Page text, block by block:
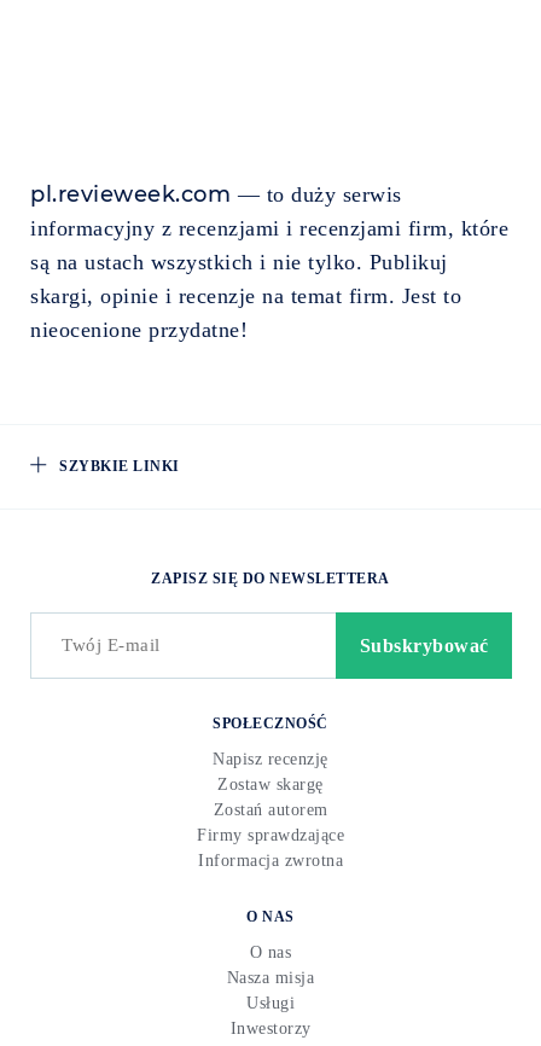
pl.revieweek.com — to duży serwis
informacyjny z recenzjami i recenzjami firm, które
są na ustach wszystkich i nie tylko. Publikuj
skargi, opinie i recenzje na temat firm. Jest to
nieocenione przydatne!
SZYBKIE LINKI
SPOŁECZNOŚĆ
Napisz recenzję
Zostaw skargę
Zostań autorem
Firmy sprawdzające
Informacja zwrotna
O NAS
O nas
Nasza misja
Usługi
Inwestorzy
ZAPISZ SIĘ DO NEWSLETTERA